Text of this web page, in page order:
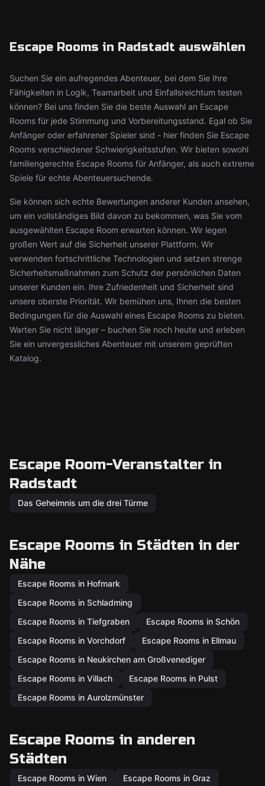
Escape Rooms in Radstadt auswählen
Suchen Sie ein aufregendes Abenteuer, bei dem Sie Ihre
Fähigkeiten in Logik, Teamarbeit und Einfallsreichtum testen
können? Bei uns finden Sie die beste Auswahl an Escape
Rooms für jede Stimmung und Vorbereitungsstand. Egal ob Sie
Anfänger oder erfahrener Spieler sind - hier finden Sie Escape
Rooms verschiedener Schwierigkeitsstufen. Wir bieten sowohl
familiengerechte Escape Rooms für Anfänger, als auch extreme
Spiele für echte Abenteuersuchende.
Sie können sich echte Bewertungen anderer Kunden ansehen,
um ein vollständiges Bild davon zu bekommen, was Sie vom
ausgewählten Escape Room erwarten können. Wir legen
großen Wert auf die Sicherheit unserer Plattform. Wir
verwenden fortschrittliche Technologien und setzen strenge
Sicherheitsmaßnahmen zum Schutz der persönlichen Daten
unserer Kunden ein. Ihre Zufriedenheit und Sicherheit sind
unsere oberste Priorität. Wir bemühen uns, Ihnen die besten
Bedingungen für die Auswahl eines Escape Rooms zu bieten.
Warten Sie nicht länger – buchen Sie noch heute und erleben
Sie ein unvergessliches Abenteuer mit unserem geprüften
Katalog.
Escape Room-Veranstalter in
Radstadt
Das Geheimnis um die drei Türme
Escape Rooms in Städten in der
Nähe
Escape Rooms in Hofmark
Escape Rooms in Schladming
Escape Rooms in Tiefgraben
Escape Rooms in Schön
Escape Rooms in Vorchdorf
Escape Rooms in Ellmau
Escape Rooms in Neukirchen am Großvenediger
Escape Rooms in Villach
Escape Rooms in Pulst
Escape Rooms in Aurolzmünster
Escape Rooms in anderen
Städten
Escape Rooms in Wien
Escape Rooms in Graz